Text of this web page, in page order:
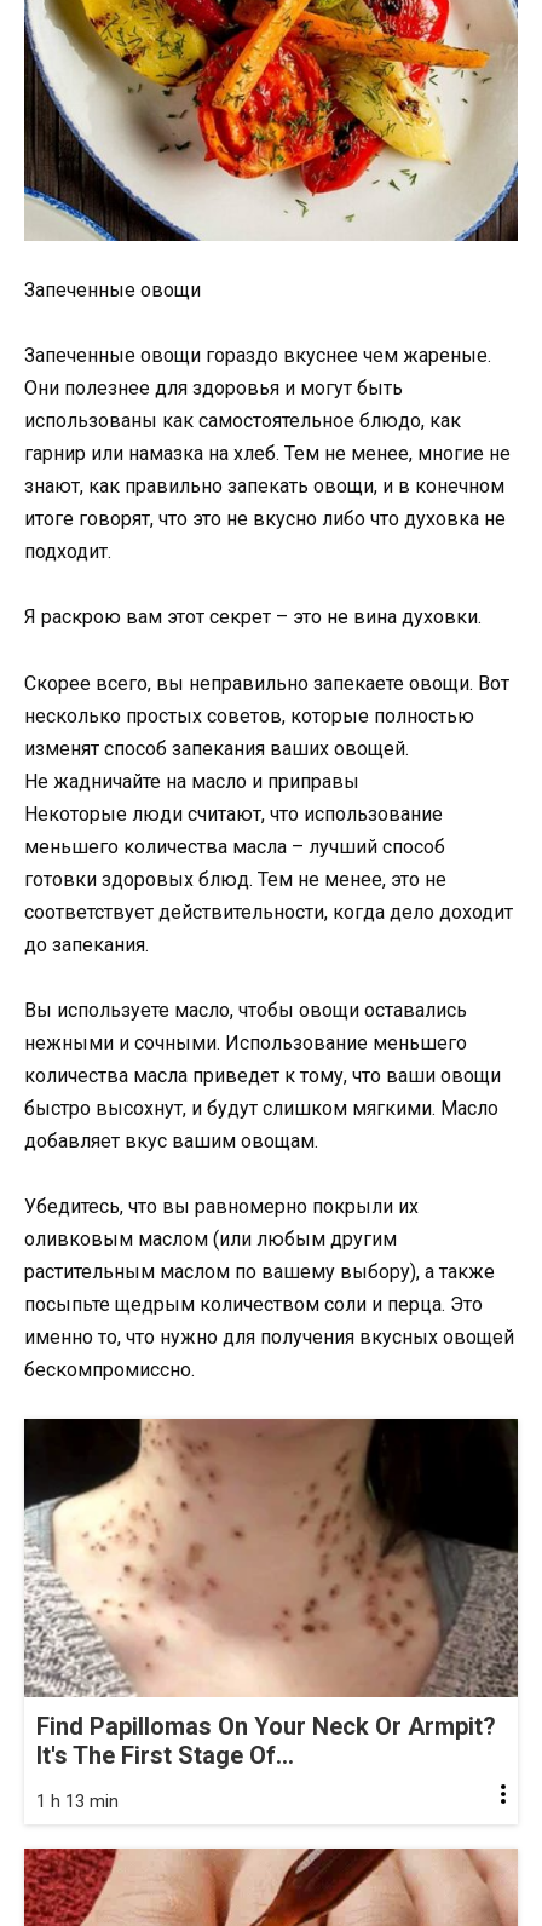
Запеченные овощи
Запеченные овощи гораздо вкуснее чем жареные.
Они полезнее для здоровья и могут быть
использованы как самостоятельное блюдо, как
гарнир или намазка на хлеб. Тем не менее, многие не
знают, как правильно запекать овощи, и в конечном
итоге говорят, что это не вкусно либо что духовка не
подходит.
Я раскрою вам этот секрет – это не вина духовки.
Скорее всего, вы неправильно запекаете овощи. Вот
несколько простых советов, которые полностью
изменят способ запекания ваших овощей.
Не жадничайте на масло и приправы
Некоторые люди считают, что использование
меньшего количества масла – лучший способ
готовки здоровых блюд. Тем не менее, это не
соответствует действительности, когда дело доходит
до запекания.
Вы используете масло, чтобы овощи оставались
нежными и сочными. Использование меньшего
количества масла приведет к тому, что ваши овощи
быстро высохнут, и будут слишком мягкими. Масло
добавляет вкус вашим овощам.
Убедитесь, что вы равномерно покрыли их
оливковым маслом (или любым другим
растительным маслом по вашему выбору), а также
посыпьте щедрым количеством соли и перца. Это
именно то, что нужно для получения вкусных овощей
бескомпромиссно.
Find Papillomas On Your Neck Or Armpit?
It's The First Stage Of...
1 h 13 min